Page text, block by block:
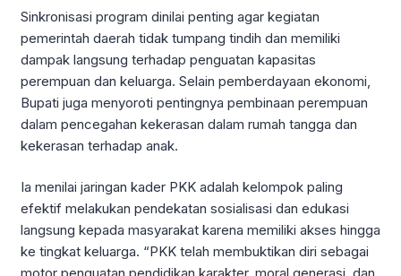
Sinkronisasi program dinilai penting agar kegiatan
pemerintah daerah tidak tumpang tindih dan memiliki
dampak langsung terhadap penguatan kapasitas
perempuan dan keluarga. Selain pemberdayaan ekonomi,
Bupati juga menyoroti pentingnya pembinaan perempuan
dalam pencegahan kekerasan dalam rumah tangga dan
kekerasan terhadap anak.
Ia menilai jaringan kader PKK adalah kelompok paling
efektif melakukan pendekatan sosialisasi dan edukasi
langsung kepada masyarakat karena memiliki akses hingga
ke tingkat keluarga. “PKK telah membuktikan diri sebagai